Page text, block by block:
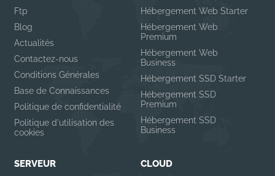
Ftp
Blog
Actualités
Contactez-nous
Conditions Générales
Base de Connaissances
Politique de confidentialité
Politique d'utilisation des
cookies
Hébergement Web Starter
Hébergement Web
Premium
Hébergement Web
Business
Hébergement SSD Starter
Hébergement SSD
Premium
Hébergement SSD
Business
SERVEUR CLOUD